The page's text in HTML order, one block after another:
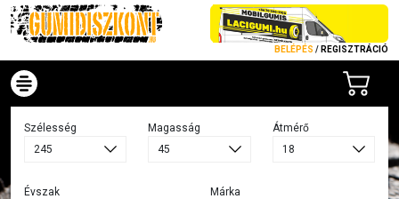
BELÉPÉS / REGISZTRÁCIÓ
Szélesség Magasság Átmérő
Évszak
Márka